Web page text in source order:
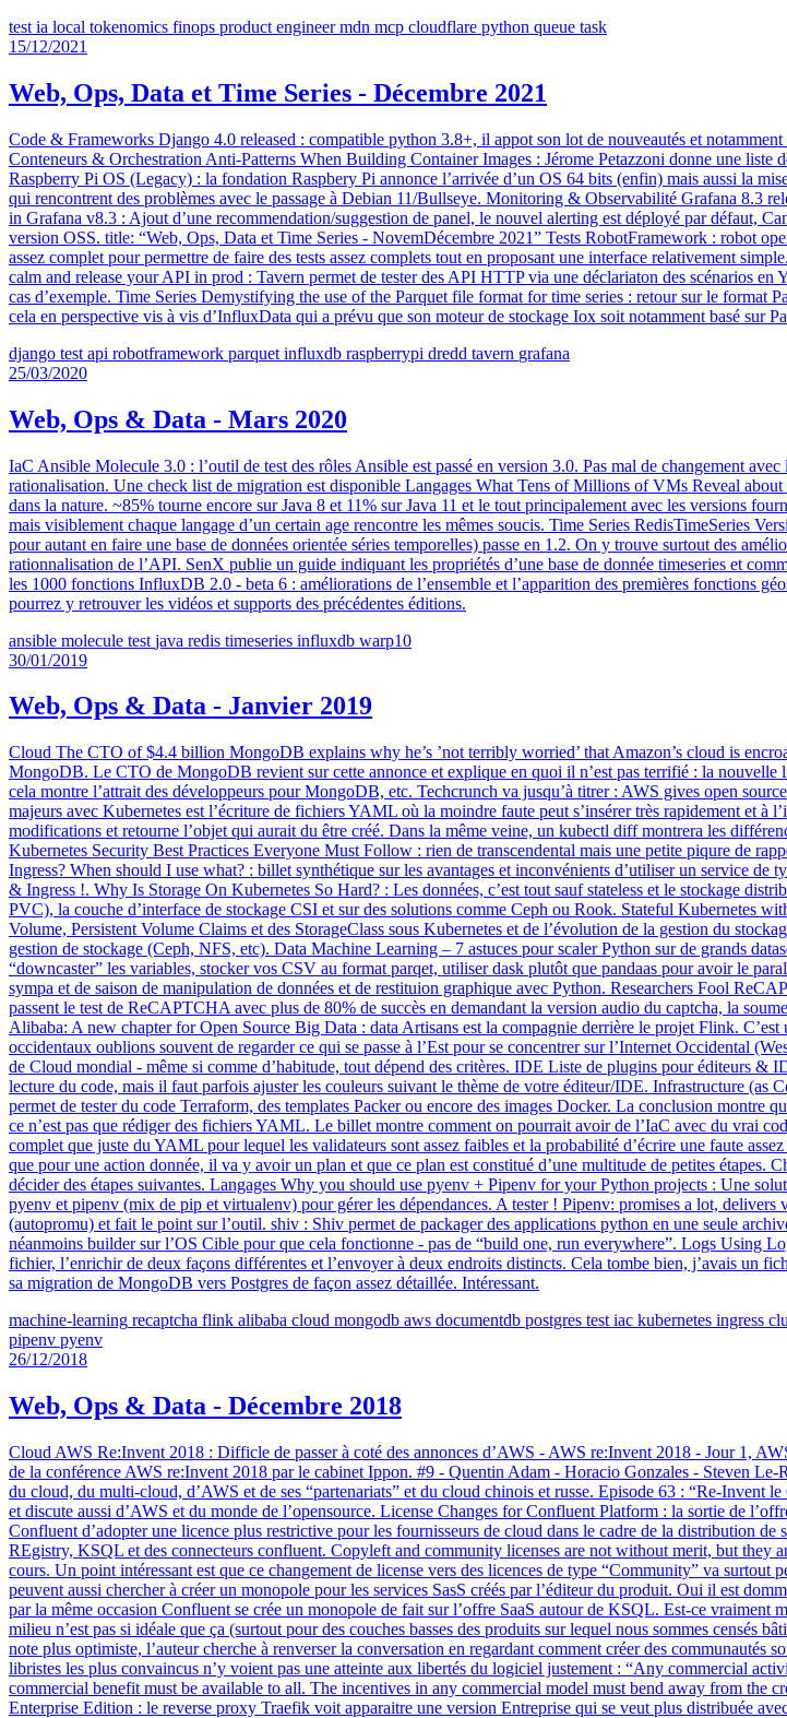
test ia local tokenomics finops product engineer mdn mcp cloudflare python queue task
15/12/2021
Web, Ops, Data et Time Series - Décembre 2021
Code & Frameworks Django 4.0 released : compatible python 3.8+, il appot son lot de nouveautés et
Conteneurs & Orchestration Anti-Patterns When Building Container Images : Jérome Petazzoni donne une
Raspberry Pi OS (Legacy) : la fondation Raspbery Pi annonce l’arrivée d’un OS 64 bits (enfin) mais aussi la
qui rencontrent des problèmes avec le passage à Debian 11/Bullseye. Monitoring & Observabilité Grafana 8.3
in Grafana v8.3 : Ajout d’une recommendation/suggestion de panel, le nouvel alerting est déployé par défaut,
version OSS. title: “Web, Ops, Data et Time Series - NovemDécembre 2021” Tests RobotFramework : robot
assez complet pour permettre de faire des tests assez complets tout en proposant une interface relativement
calm and release your API in prod : Tavern permet de tester des API HTTP via une déclariaton des scénarios
cas d’exemple. Time Series Demystifying the use of the Parquet file format for time series : retour sur le format
cela en perspective vis à vis d’InfluxData qui a prévu que son moteur de stockage Iox soit notamment basé sur
django test api robotframework parquet influxdb raspberrypi dredd tavern grafana
25/03/2020
Web, Ops & Data - Mars 2020
IaC Ansible Molecule 3.0 : l’outil de test des rôles Ansible est passé en version 3.0. Pas mal de changement
rationalisation. Une check list de migration est disponible Langages What Tens of Millions of VMs Reveal
dans la nature. ~85% tourne encore sur Java 8 et 11% sur Java 11 et le tout principalement avec les versions
mais visiblement chaque langage d’un certain age rencontre les mêmes soucis. Time Series RedisTimeSeries
pour autant en faire une base de données orientée séries temporelles) passe en 1.2. On y trouve surtout des
rationnalisation de l’API. SenX publie un guide indiquant les propriétés d’une base de donnée timeseries et
les 1000 fonctions InfluxDB 2.0 - beta 6 : améliorations de l’ensemble et l’apparition des premières fonctions
pourrez y retrouver les vidéos et supports des précédentes éditions.
ansible molecule test java redis timeseries influxdb warp10
30/01/2019
Web, Ops & Data - Janvier 2019
Cloud The CTO of $4.4 billion MongoDB explains why he’s ’not terribly worried’ that Amazon’s cloud is
MongoDB. Le CTO de MongoDB revient sur cette annonce et explique en quoi il n’est pas terrifié : la
cela montre l’attrait des développeurs pour MongoDB, etc. Techcrunch va jusqu’à titrer : AWS gives open
majeurs avec Kubernetes est l’écriture de fichiers YAML où la moindre faute peut s’insérer très rapidement et
modifications et retourne l’objet qui aurait du être créé. Dans la même veine, un kubectl diff montrera les
Kubernetes Security Best Practices Everyone Must Follow : rien de transcendental mais une petite piqure de
Ingress? When should I use what? : billet synthétique sur les avantages et inconvénients d’utiliser un service
& Ingress !. Why Is Storage On Kubernetes So Hard? : Les données, c’est tout sauf stateless et le stockage
PVC), la couche d’interface de stockage CSI et sur des solutions comme Ceph ou Rook. Stateful Kubernetes
Volume, Persistent Volume Claims et des StorageClass sous Kubernetes et de l’évolution de la gestion du
gestion de stockage (Ceph, NFS, etc). Data Machine Learning – 7 astuces pour scaler Python sur de grands
“downcaster” les variables, stocker vos CSV au format parqet, utiliser dask plutôt que pandaas pour avoir le
sympa et de saison de manipulation de données et de restituion graphique avec Python. Researchers Fool
passent le test de ReCAPTCHA avec plus de 80% de succès en demandant la version audio du captcha, la
Alibaba: A new chapter for Open Source Big Data : data Artisans est la compagnie derrière le projet Flink.
occidentaux oublions souvent de regarder ce qui se passe à l’Est pour se concentrer sur l’Internet Occidental
de Cloud mondial - même si comme d’habitude, tout dépend des critères. IDE Liste de plugins pour éditeurs
lecture du code, mais il faut parfois ajuster les couleurs suivant le thème de votre éditeur/IDE. Infrastructure (as
permet de tester du code Terraform, des templates Packer ou encore des images Docker. La conclusion montre
ce n’est pas que rédiger des fichiers YAML. Le billet montre comment on pourrait avoir de l’IaC avec du vrai
complet que juste du YAML pour lequel les validateurs sont assez faibles et la probabilité d’écrire une faute
que pour une action donnée, il va y avoir un plan et que ce plan est constitué d’une multitude de petites étapes.
décider des étapes suivantes. Langages Why you should use pyenv + Pipenv for your Python projects : Une
pyenv et pipenv (mix de pip et virtualenv) pour gérer les dépendances. A tester ! Pipenv: promises a lot,
(autopromu) et fait le point sur l’outil. shiv : Shiv permet de packager des applications python en une seule
néanmoins builder sur l’OS Cible pour que cela fonctionne - pas de “build one, run everywhere”. Logs Using
fichier, l’enrichir de deux façons différentes et l’envoyer à deux endroits distincts. Cela tombe bien, j’avais
sa migration de MongoDB vers Postgres de façon assez détaillée. Intéressant.
machine-learning recaptcha flink alibaba cloud mongodb aws documentdb postgres test iac kubernetes ingress
pipenv pyenv
26/12/2018
Web, Ops & Data - Décembre 2018
Cloud AWS Re:Invent 2018 : Difficle de passer à coté des annonces d’AWS - AWS re:Invent 2018 - Jour 1,
de la conférence AWS re:Invent 2018 par le cabinet Ippon. #9 - Quentin Adam - Horacio Gonzales - Steven
du cloud, du multi-cloud, d’AWS et de ses “partenariats” et du cloud chinois et russe. Episode 63 : “Re-Invent
et discute aussi d’AWS et du monde de l’opensource. License Changes for Confluent Platform : la sortie de
Confluent d’adopter une licence plus restrictive pour les fournisseurs de cloud dans le cadre de la distribution
REgistry, KSQL et des connecteurs confluent. Copyleft and community licenses are not without merit, but they
cours. Un point intéressant est que ce changement de license vers des licences de type “Community” va
peuvent aussi chercher à créer un monopole pour les services SasS créés par l’éditeur du produit. Oui il est
par la même occasion Confluent se crée un monopole de fait sur l’offre SaaS autour de KSQL. Est-ce
milieu n’est pas si idéale que ça (surtout pour des couches basses des produits sur lequel nous sommes censés
note plus optimiste, l’auteur cherche à renverser la conversation en regardant comment créer des communautés
libristes les plus convaincus n’y voient pas une atteinte aux libertés du logiciel justement : “Any commercial
commercial benefit must be available to all. The incentives in any commercial model must bend away from the
Enterprise Edition : le reverse proxy Traefik voit apparaitre une version Entreprise qui se veut plus distribuée